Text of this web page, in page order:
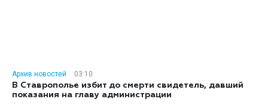
Архив новостей
03:10
В Ставрополье избит до смерти свидетель, давший
показания на главу администрации